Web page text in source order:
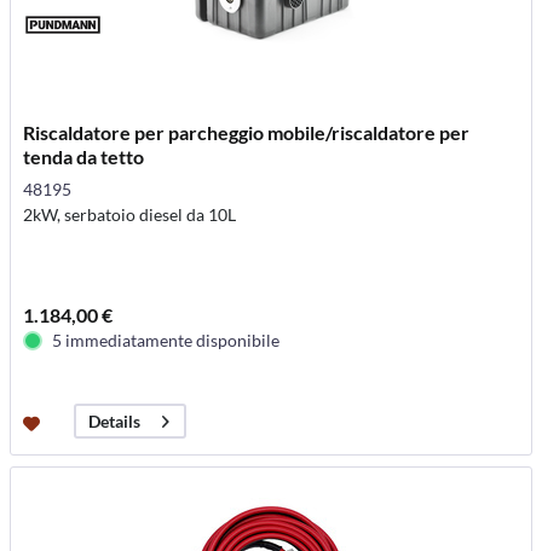
Riscaldatore per parcheggio mobile/riscaldatore per
tenda da tetto
48195
2kW, serbatoio diesel da 10L
1.184,00 €
5 immediatamente disponibile
Details